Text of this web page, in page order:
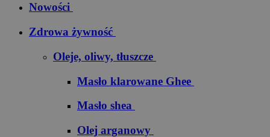
Nowości
Zdrowa żywność
Oleje, oliwy, tłuszcze
Masło klarowane Ghee
Masło shea
Olej arganowy